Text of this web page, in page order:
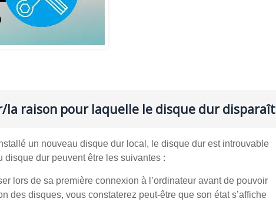
la raison pour laquelle le disque dur disparaît
un nouveau disque dur local, le disque dur est introuvable
disque dur peuvent être les suivantes :
lors de sa première connexion à l’ordinateur avant de pouvoir
des disques, vous constaterez peut-être que son état s’affiche